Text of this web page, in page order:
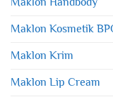
Maklon Kosmetik
Maklon Krim
Maklon Lip Cream